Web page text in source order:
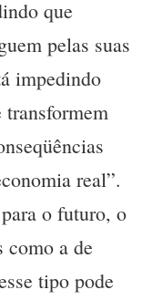
que
pelas suas
impedindo
transformem
real”.
o futuro, o
como a de
tipo pode